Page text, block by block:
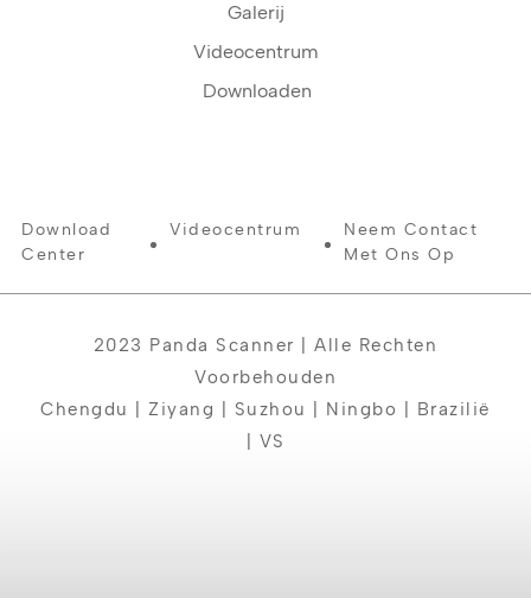
Galerij
Videocentrum
Downloaden
Download
Center
Videocentrum
Neem Contact
Met Ons Op
2023 Panda Scanner | Alle Rechten
Voorbehouden
Chengdu | Ziyang | Suzhou | Ningbo | Brazilië
| VS